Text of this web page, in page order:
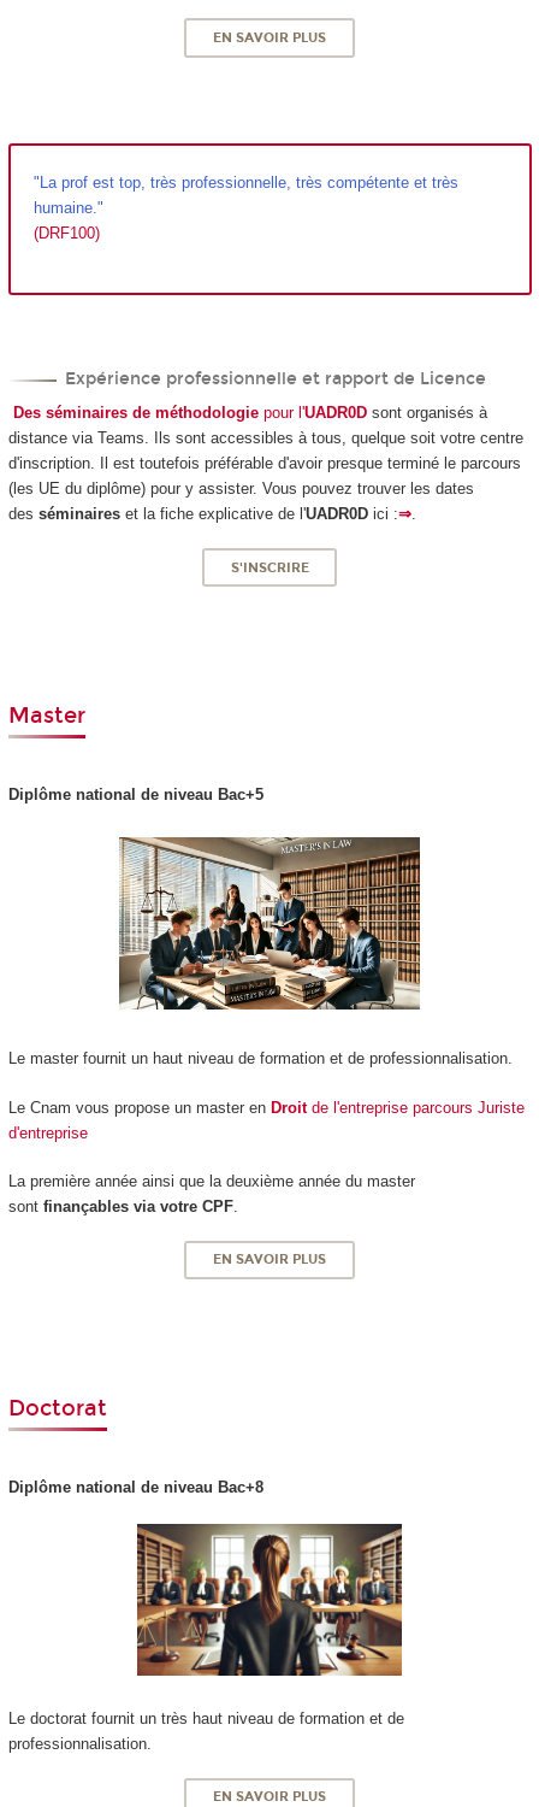
EN SAVOIR PLUS
"La prof est top, très professionnelle, très compétente et très
humaine."
(DRF100)
Expérience professionnelle et rapport de Licence
Des séminaires de méthodologie pour l'UADR0D sont organisés à
distance via Teams. Ils sont accessibles à tous, quelque soit votre centre
d'inscription. Il est toutefois préférable d'avoir presque terminé le parcours
(les UE du diplôme) pour y assister. Vous pouvez trouver les dates
des séminaireset la fiche explicative de l'UADR0D ici :⇒.
S'INSCRIRE
Master
Diplôme national de niveau Bac+5
Le master fournit un haut niveau de formation et de professionnalisation.
Le Cnam vous propose un master en Droitde l'entreprise parcours Juriste
d'entreprise
La première année ainsi que la deuxième année du master
sont finançables via votre CPF.
EN SAVOIR PLUS
Doctorat
Diplôme national de niveau Bac+8
Le doctorat fournit un très haut niveau de formation et de
professionnalisation.
EN SAVOIR PLUS